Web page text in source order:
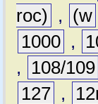
roc)
, (w
1000 ,
,
108/109
127 ,